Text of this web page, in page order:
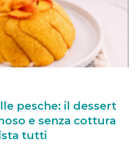
pesche: il dessert
e senza cottura
tutti